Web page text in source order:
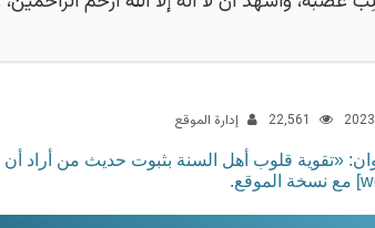
«تقوية قلوب أهل السنة بثبوت حديث من أراد
إدارة الموقع